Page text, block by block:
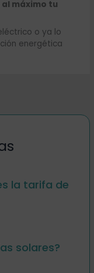
máximo tu
o ya lo
energética
la tarifa de
solares?